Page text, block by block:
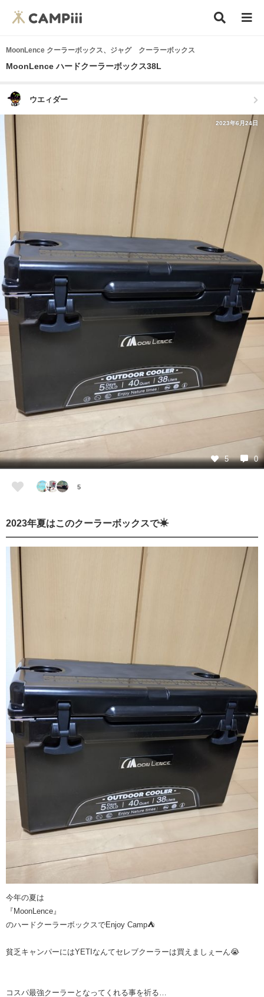
MoonLence クーラーボックス、ジャグ クーラーボックス
MoonLence ハードクーラーボックス38L
ウエィダー
2023年6月24日
5 0
5
2023年夏はこのクーラーボックスで☀
今年の夏は
『MoonLence』
のハードクーラーボックスでEnjoy Camp⛺
貧乏キャンパーにはYETIなんてセレブクーラーは買えましぇーん😭
コスパ最強クーラーとなってくれる事を祈る…